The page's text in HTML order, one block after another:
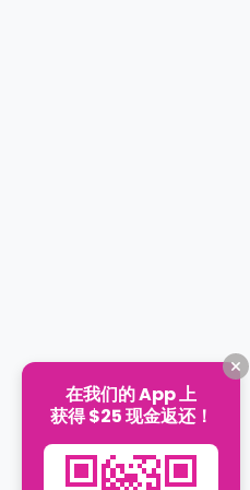
在我们的 App 上
获得 $25 现金返还！